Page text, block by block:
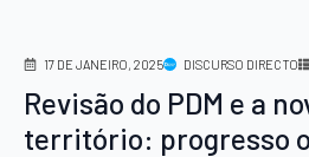
17 DE JANEIRO, 2025 DISCURSO DIRECTO
Revisão do PDM e a
território: progresso